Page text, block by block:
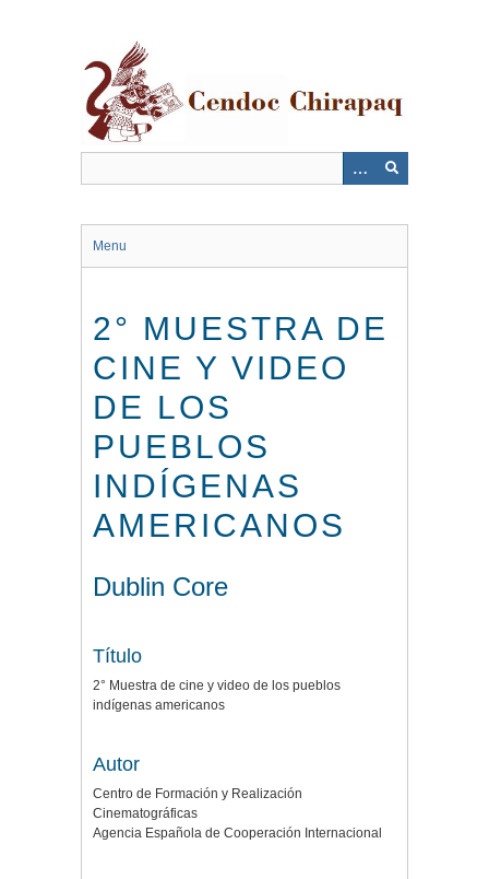
Menu
2° MUESTRA DE
CINE Y VIDEO
DE LOS
PUEBLOS
INDÍGENAS
AMERICANOS
Dublin Core
Título
2° Muestra de cine y video de los pueblos
indígenas americanos
Autor
Centro de Formación y Realización
Cinematográficas
Agencia Española de Cooperación Internacional